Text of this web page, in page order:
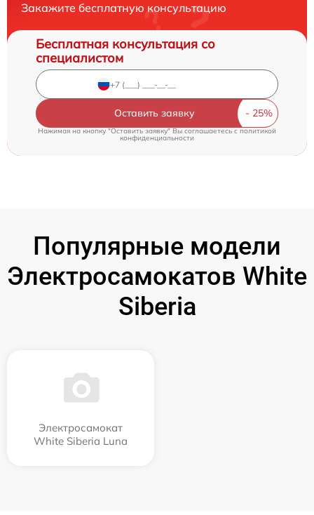
Закажите бесплатную консультацию
Бесплатная консультация со
специалистом
Оставить заявку
Нажимая на кнопку "Оставить заявку" Вы соглашаетесь cполитикой
конфиденциальности
Популярные модели
Электросамокатов White
Siberia
Электросамокат
White Siberia Luna